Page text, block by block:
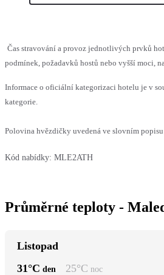
Čas stravování a provoz jednotlivých prvků
podmínek, požadavků hostů nebo vyšší moci,
Informace o oficiální kategorizaci hotelu je v
kategorie.
Polovina hvězdičky uvedená ve slovním
Kód nabídky: MLE2ATH
Průměrné teploty -
Listopad
31°C den 25°C noc